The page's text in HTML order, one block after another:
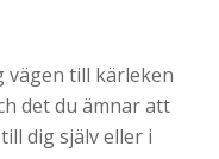
vägen till kärleken
det du ämnar att
dig själv eller i